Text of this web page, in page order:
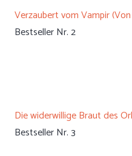
Verzaubert vom Vampir
Bestseller Nr. 2
Die widerwillige Braut des
Bestseller Nr. 3